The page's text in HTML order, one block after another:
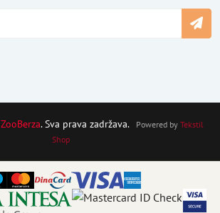
ZooBerza. Sva prava zadržava. Powered by Tekstil
Shop